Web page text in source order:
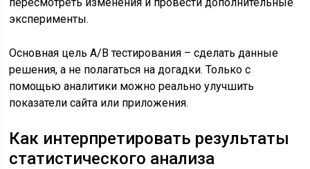
эксперименты.
Основная цель A/B тестирования – сделать данные
решения, а не полагаться на догадки. Только с
помощью аналитики можно реально улучшить
показатели сайта или приложения.
Как интерпретировать результаты
статистического анализа